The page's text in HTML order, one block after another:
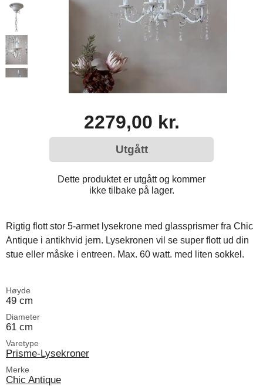
2279,00 kr.
Utgått
Dette produktet er utgått og kommer
ikke tilbake på lager.
Rigtig flott stor 5-armet lysekrone med glassprismer fra Chic
Antique i antikhvid jern. Lysekronen vil se super flott ud din
stue eller måske i entreen. Max. 60 watt. med liten sokkel.
Høyde
49 cm
Diameter
61 cm
Varetype
Prisme-Lysekroner
Merke
Chic Antique